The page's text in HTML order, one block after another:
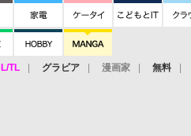
TL グラビア 漫画家 無料